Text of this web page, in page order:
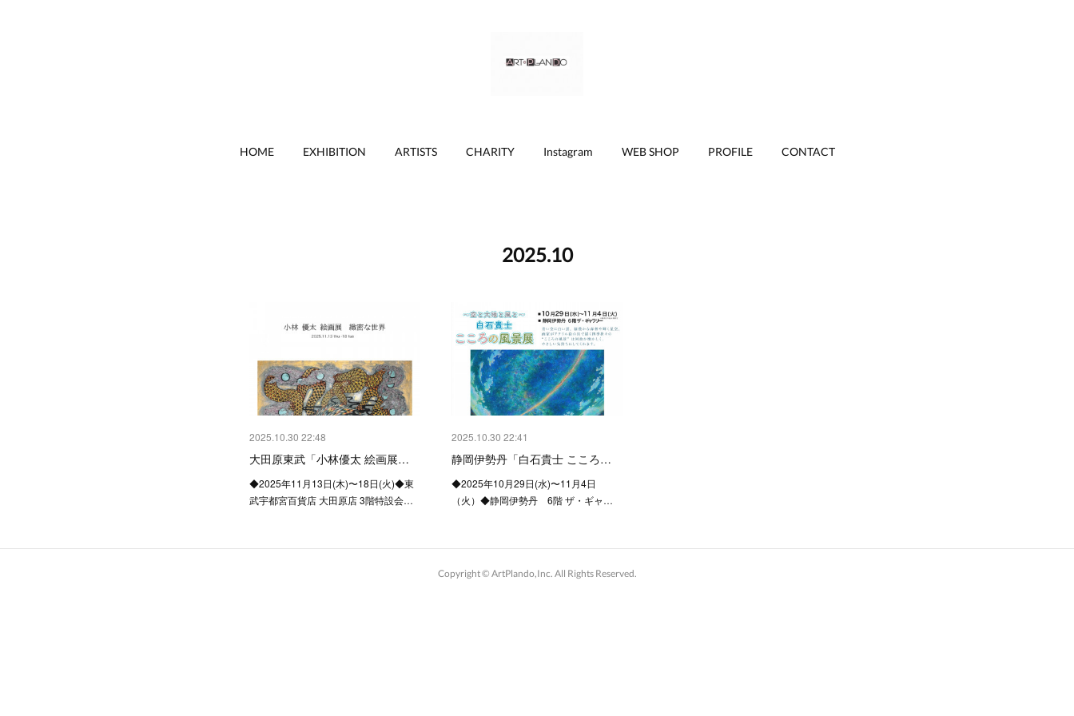
HOME EXHIBITION ARTISTS CHARITY Instagram WEB SHOP PROFILE CONTACT
2025.10
2025.10.30 22:48
大田原東武「小林優太 絵画展…
◆2025年11月13日(木)〜18日(火)◆東
武宇都宮百貨店 大田原店 3階特設会…
2025.10.30 22:41
静岡伊勢丹「白石貴士 こころ…
◆2025年10月29日(水)〜11月4日
（火）◆静岡伊勢丹 6階 ザ・ギャ…
Copyright ©︎ ArtPlando,Inc. All Rights Reserved.